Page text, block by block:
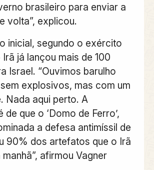
brasileiro para enviar a
volta”, explicou.
inicial, segundo o exército
já lançou mais de 100
Israel. “Ouvimos barulho
explosivos, mas com um
Nada aqui perto. A
que o ‘Domo de Ferro’,
a defesa antimíssil de
90% dos artefatos que o Irã
afirmou Vagner